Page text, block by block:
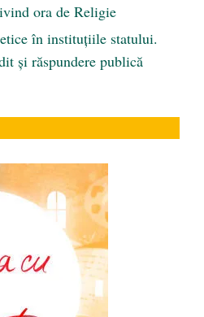
ora de Religie
în instituțiile statului.
și răspundere publică